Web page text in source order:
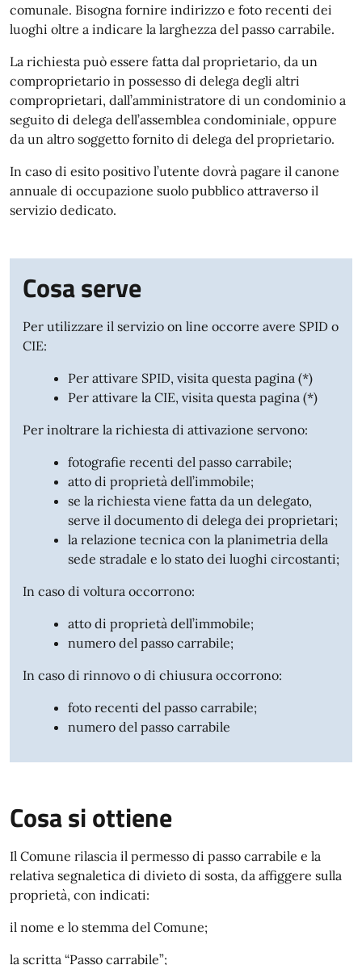
comunale. Bisogna fornire indirizzo e foto recenti dei
luoghi oltre a indicare la larghezza del passo carrabile.
La richiesta può essere fatta dal proprietario, da un
comproprietario in possesso di delega degli altri
comproprietari, dall’amministratore di un condominio a
seguito di delega dell’assemblea condominiale, oppure
da un altro soggetto fornito di delega del proprietario.
In caso di esito positivo l’utente dovrà pagare il canone
annuale di occupazione suolo pubblico attraverso il
servizio dedicato.
Cosa serve
Per utilizzare il servizio on line occorre avere SPID o
CIE:
Per attivare SPID, visita questa pagina (*)
Per attivare la CIE, visita questa pagina (*)
Per inoltrare la richiesta di attivazione servono:
fotografie recenti del passo carrabile;
atto di proprietà dell’immobile;
se la richiesta viene fatta da un delegato,
serve il documento di delega dei proprietari;
la relazione tecnica con la planimetria della
sede stradale e lo stato dei luoghi circostanti;
In caso di voltura occorrono:
atto di proprietà dell’immobile;
numero del passo carrabile;
In caso di rinnovo o di chiusura occorrono:
foto recenti del passo carrabile;
numero del passo carrabile
Cosa si ottiene
Il Comune rilascia il permesso di passo carrabile e la
relativa segnaletica di divieto di sosta, da affiggere sulla
proprietà, con indicati:
il nome e lo stemma del Comune;
la scritta “Passo carrabile”;